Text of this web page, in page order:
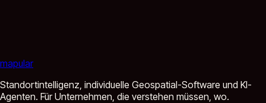
mapular
Standortintelligenz, individuelle Geospatial-Software und KI-
Agenten. Für Unternehmen, die verstehen müssen, wo.